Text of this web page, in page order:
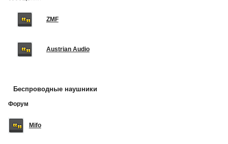
ZMF
Austrian Audio
Беспроводные наушники
Форум
Mifo